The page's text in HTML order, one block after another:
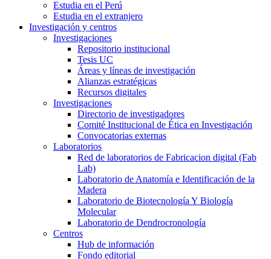
Estudia en el Perú
Estudia en el extranjero
Investigación y centros
Investigaciones
Repositorio institucional
Tesis UC
Áreas y líneas de investigación
Alianzas estratégicas
Recursos digitales
Investigaciones
Directorio de investigadores
Comité Institucional de Ética en Investigación
Convocatorias externas
Laboratorios
Red de laboratorios de Fabricacion digital (Fab
Lab)
Laboratorio de Anatomía e Identificación de la
Madera
Laboratorio de Biotecnología Y Biología
Molecular
Laboratorio de Dendrocronología
Centros
Hub de información
Fondo editorial